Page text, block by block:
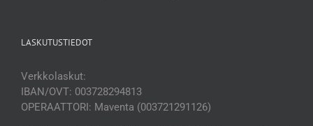
LASKUTUSTIEDOT
Verkkolaskut:
IBAN/OVT: 003728294813
OPERAATTORI: Maventa (003721291126)